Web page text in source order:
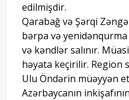
edilmişdir.
Qarabağ və Şərqi
bərpa və yenidənqurma
və kəndlər salınır.
həyata keçirilir. Region
Ulu Öndərin müəyyən
Azərbaycanın